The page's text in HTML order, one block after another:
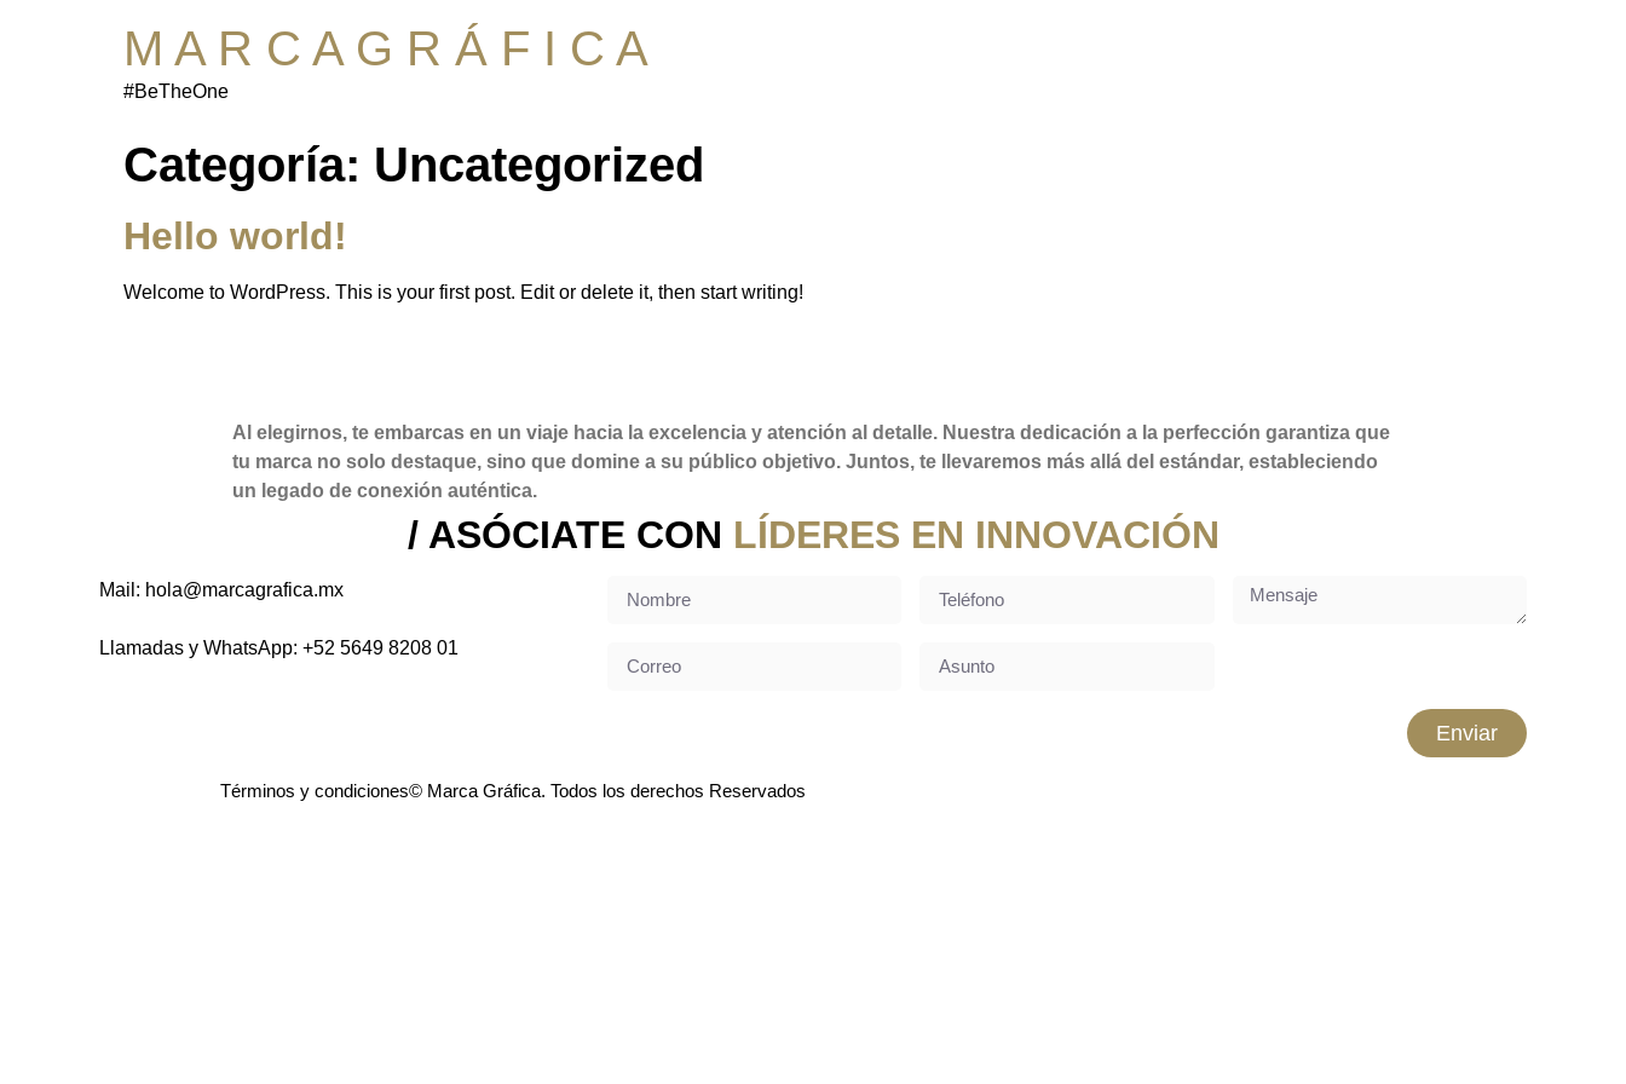
M A R C A G R Á F I C A
#BeTheOne
Categoría: Uncategorized
Hello world!
Welcome to WordPress. This is your first post. Edit or delete it, then start writing!
Al elegirnos, te embarcas en un viaje hacia la excelencia y atención al detalle. Nuestra dedicación a la perfección garantiza que
tu marca no solo destaque, sino que domine a su público objetivo. Juntos, te llevaremos más allá del estándar, estableciendo
un legado de conexión auténtica.
/ ASÓCIATE CON LÍDERES EN INNOVACIÓN
Mail: hola@marcagrafica.mx
Llamadas y WhatsApp: +52 5649 8208 01
Enviar
Términos y condiciones© Marca Gráfica. Todos los derechos Reservados